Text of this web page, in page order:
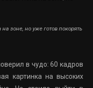
зоне, но уже готов покорять
в чудо: 60 кадров
картинка на высоких